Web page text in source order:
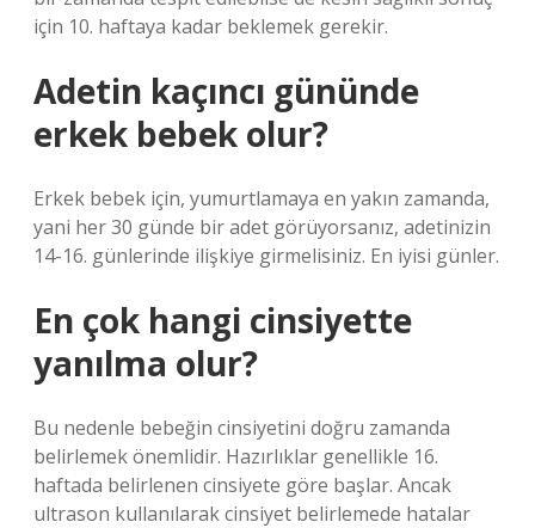
için 10. haftaya kadar beklemek gerekir.
Adetin kaçıncı gününde
erkek bebek olur?
Erkek bebek için, yumurtlamaya en yakın zamanda,
yani her 30 günde bir adet görüyorsanız, adetinizin
14-16. günlerinde ilişkiye girmelisiniz. En iyisi günler.
En çok hangi cinsiyette
yanılma olur?
Bu nedenle bebeğin cinsiyetini doğru zamanda
belirlemek önemlidir. Hazırlıklar genellikle 16.
haftada belirlenen cinsiyete göre başlar. Ancak
ultrason kullanılarak cinsiyet belirlemede hatalar